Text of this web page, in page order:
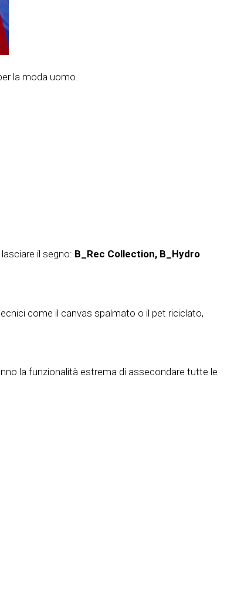
la moda uomo.
il segno: B_Rec Collection, B_Hydro
come il canvas spalmato o il pet riciclato,
la funzionalità estrema di assecondare tutte le